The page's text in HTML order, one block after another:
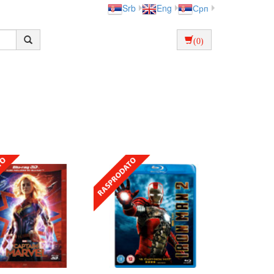
Srb Eng Срп
(0)